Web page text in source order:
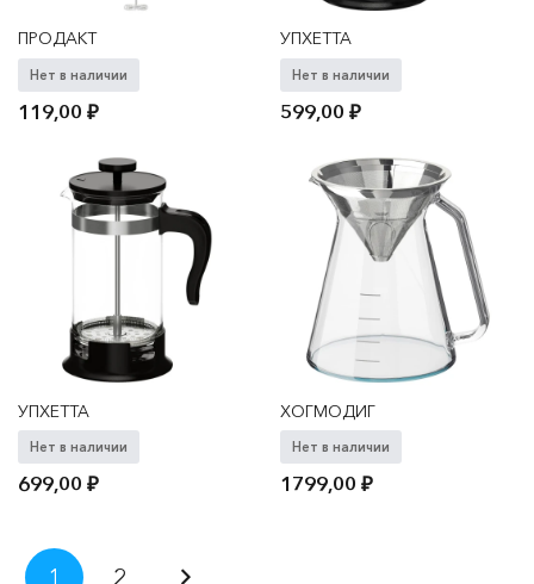
ПРОДАКТ
Нет в наличии
119,00₽
УПХЕТТА
Нет в наличии
599,00₽
УПХЕТТА
Нет в наличии
699,00₽
ХОГМОДИГ
Нет в наличии
1799,00₽
Пагинация
1 2